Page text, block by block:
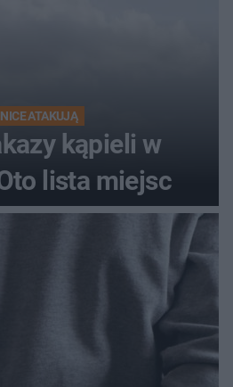
ATAKUJĄ
kąpieli w
lista miejsc